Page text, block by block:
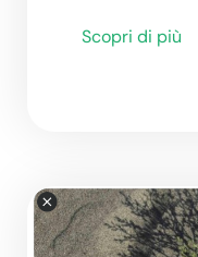
Scopri di più